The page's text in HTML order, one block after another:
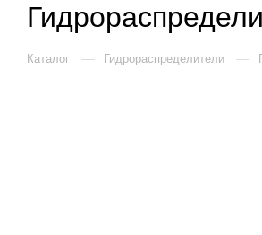
Каталог — Гидрораспределители —